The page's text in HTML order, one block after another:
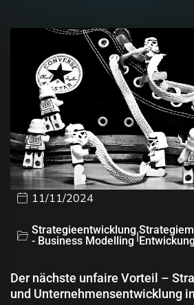
11/11/2024
Strategieentwicklung
- Business Modelling |
Der nächste unfaire Vorteil –
und Unternehmensentwicklung